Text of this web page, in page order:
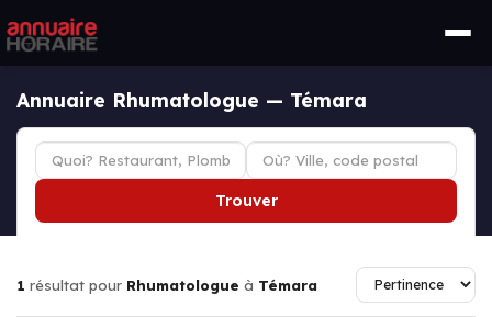
Annuaire Rhumatologue — Témara
Trouver
1 résultat pour Rhumatologue à Témara